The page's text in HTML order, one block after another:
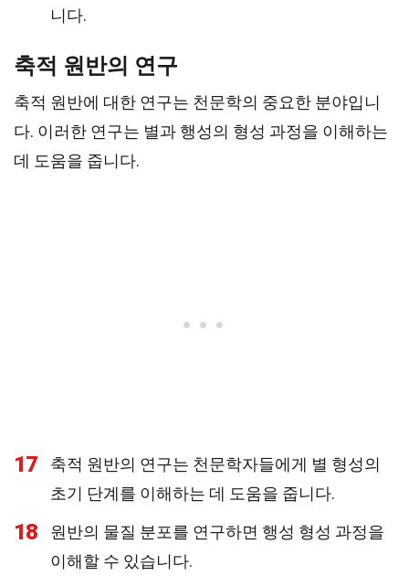
니다.
축적 원반의 연구
축적 원반에 대한 연구는 천문학의 중요한 분야입니
다. 이러한 연구는 별과 행성의 형성 과정을 이해하는
데 도움을 줍니다.
17
축적 원반의 연구는 천문학자들에게 별 형성의
초기 단계를 이해하는 데 도움을 줍니다.
18
원반의 물질 분포를 연구하면 행성 형성 과정을
이해할 수 있습니다.